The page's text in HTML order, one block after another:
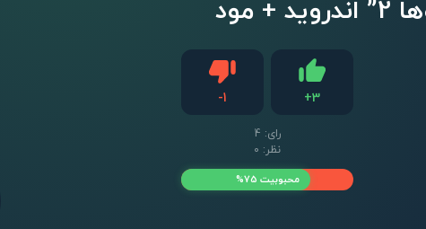
+3
لایک
-1
رای: 4
نظر: 0
محبوبیت 75%